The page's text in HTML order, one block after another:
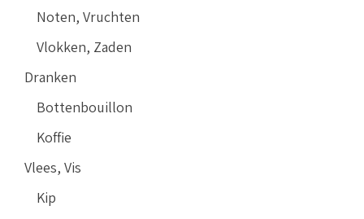
Noten, Vruchten
Vlokken, Zaden
Dranken
Bottenbouillon
Koffie
Vlees, Vis
Kip